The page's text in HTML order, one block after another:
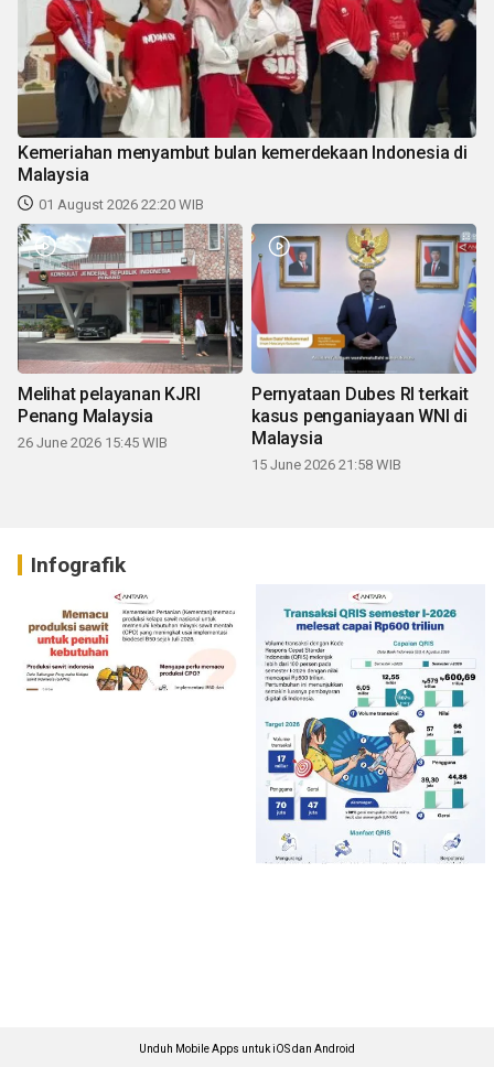
Kemeriahan menyambut bulan kemerdekaan Indonesia di
Malaysia
01 August 2026 22:20 WIB
Melihat pelayanan KJRI
Penang Malaysia
26 June 2026 15:45 WIB
Pernyataan Dubes RI terkait
kasus penganiayaan WNI di
Malaysia
15 June 2026 21:58 WIB
Infografik
Unduh Mobile Apps untuk iOS dan Android